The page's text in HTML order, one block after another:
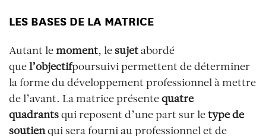
LES BASES DE LA MATRICE
Autant le moment, le sujetabordé
que l’objectifpoursuivi permettent de déterminer
la forme du développement professionnel à mettre
de l’avant. La matrice présente quatre
quadrants qui reposent d’une part sur le type de
soutienqui sera fourni au professionnel et de